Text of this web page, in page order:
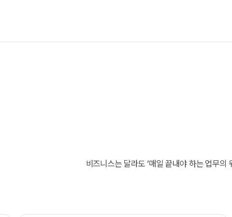
비즈니스는 달라도 ‘매일 끝내야 하는 업무의